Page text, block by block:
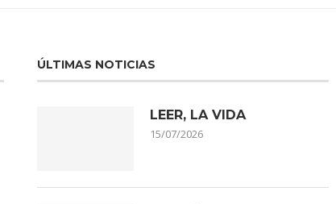
ÚLTIMAS NOTICIAS
LEER, LA VIDA
15/07/2026